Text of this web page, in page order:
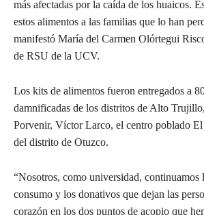
más afectadas por la caída de los huaicos.
estos alimentos a las familias que lo han
manifestó María del Carmen Olórtegui
de RSU de la UCV.
Los kits de alimentos fueron entregados a
damnificadas de los distritos de Alto
Porvenir, Víctor Larco, el centro poblado
del distrito de Otuzco.
“Nosotros, como universidad, continuamos
consumo y los donativos que dejan las
corazón en los dos puntos de acopio que